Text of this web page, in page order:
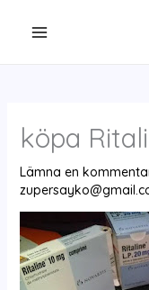
köpa
Lämna en